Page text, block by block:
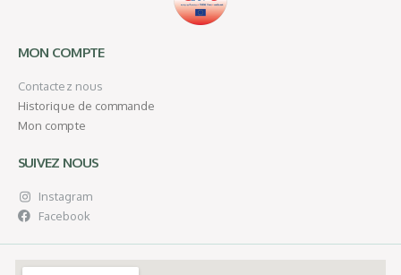
MON COMPTE
Contactez nous
Historique de commande
Mon compte
SUIVEZ NOUS
Instagram
Facebook